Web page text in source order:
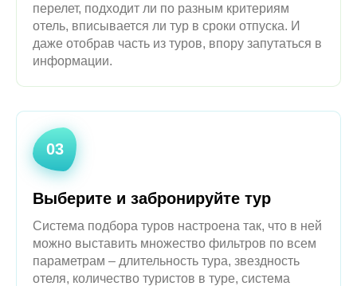
туры по множеству параметров – удобен ли
перелет, подходит ли по разным критериям
отель, вписывается ли тур в сроки отпуска. И
даже отобрав часть из туров, впору запутаться в
03
Система подбора туров настроена так, что в ней
можно выставить множество фильтров по всем
параметрам – длительность тура, звездность